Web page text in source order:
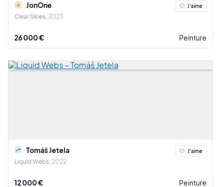
JonOne
Clear Skies 2023
J'aime
26 000 € Peinture
Tomáš Jetela
Liquid Webs 2022
J'aime
12 000 € Peinture